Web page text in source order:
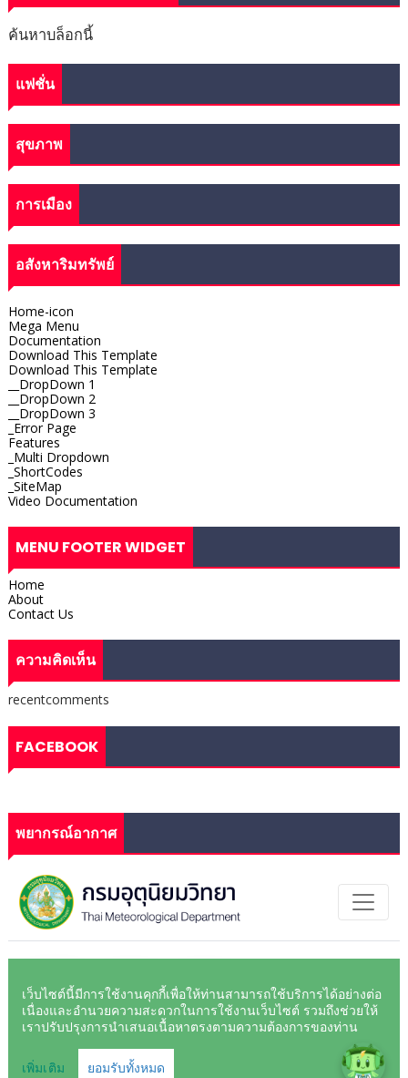
ค้นหาบล็อกนี้
แฟชั่น
สุขภาพ
การเมือง
อสังหาริมทรัพย์
Home-icon
Mega Menu
Documentation
Download This Template
Download This Template
__DropDown 1
__DropDown 2
__DropDown 3
_Error Page
Features
_Multi Dropdown
_ShortCodes
_SiteMap
Video Documentation
MENU FOOTER WIDGET
Home
About
Contact Us
ความคิดเห็น
recentcomments
FACEBOOK
พยากรณ์อากาศ